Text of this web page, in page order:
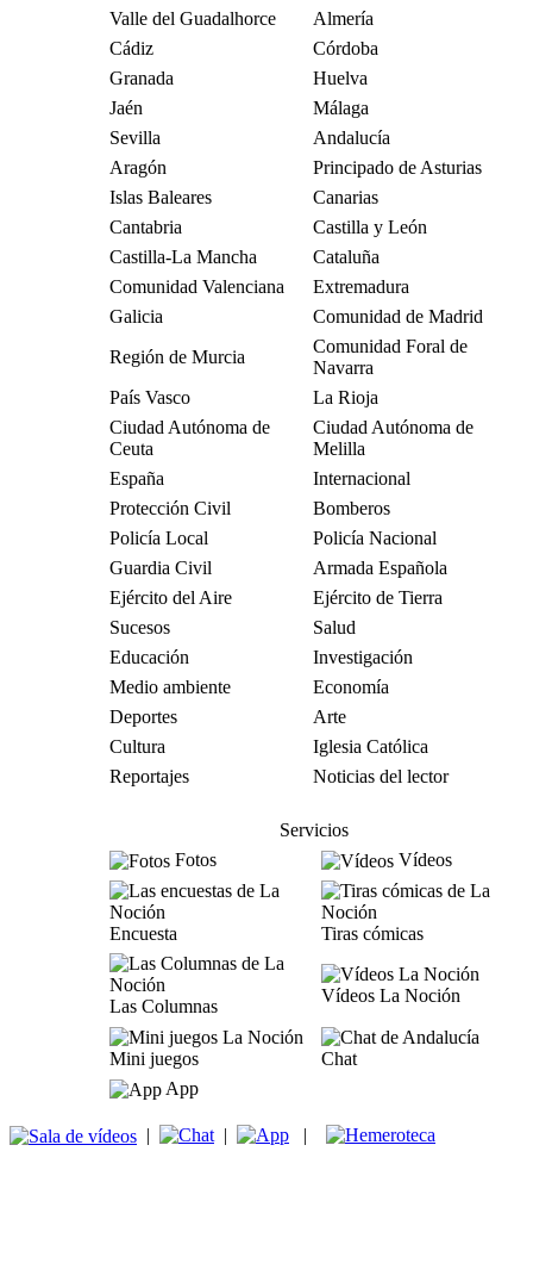
Valle del Guadalhorce
Almería
Cádiz
Córdoba
Granada
Huelva
Jaén
Málaga
Sevilla
Andalucía
Aragón
Principado de Asturias
Islas Baleares
Canarias
Cantabria
Castilla y León
Castilla-La Mancha
Cataluña
Comunidad Valenciana
Extremadura
Galicia
Comunidad de Madrid
Región de Murcia
Comunidad Foral de
Navarra
País Vasco
La Rioja
Ciudad Autónoma de
Ceuta
Ciudad Autónoma de
Melilla
España
Internacional
Protección Civil
Bomberos
Policía Local
Policía Nacional
Guardia Civil
Armada Española
Ejército del Aire
Ejército de Tierra
Sucesos
Salud
Educación
Investigación
Medio ambiente
Economía
Deportes
Arte
Cultura
Iglesia Católica
Reportajes
Noticias del lector
Servicios
Fotos
Vídeos
Encuesta Tiras cómicas
Las Columnas
Vídeos La Noción
Mini juegos
Chat
App
| | |